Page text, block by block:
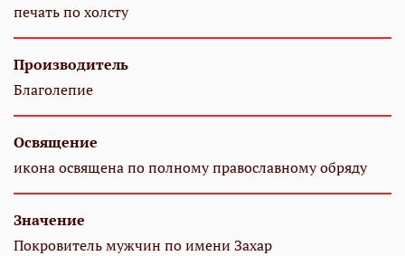
печать по холсту
Производитель
Благолепие
Освящение
икона освящена по полному православному обряду
Значение
Покровитель мужчин по имени Захар